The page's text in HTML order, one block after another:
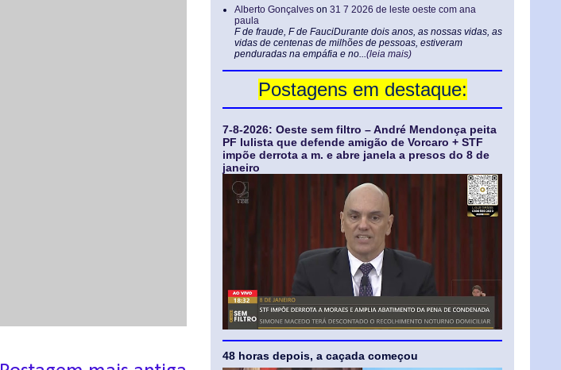
Alberto Gonçalves on 31 7 2026 de leste oeste com ana
paula
F de fraude, F de FauciDurante dois anos, as nossas vidas, as
vidas de centenas de milhões de pessoas, estiveram
penduradas na empáfia e no...(leia mais)
Postagens em destaque:
7-8-2026: Oeste sem filtro – André Mendonça peita
PF lulista que defende amigão de Vorcaro + STF
impõe derrota a m. e abre janela a presos do 8 de
janeiro
48 horas depois, a caçada começou